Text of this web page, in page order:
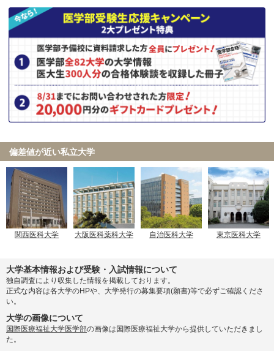
偏差値が近い私立大学
関西医科大学 大阪医科薬科大学 自治医科大学 東京医科大学
大学基本情報および受験・入試情報について
独自調査により収集した情報を掲載しております。
正式な内容は各大学のHPや、大学発行の募集要項(願書)等で必ずご確認くださ
い。
大学の画像について
国際医療福祉大学医学部の画像は国際医療福祉大学から提供していただきまし
た。